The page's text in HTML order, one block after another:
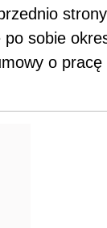
sobie
o pracę